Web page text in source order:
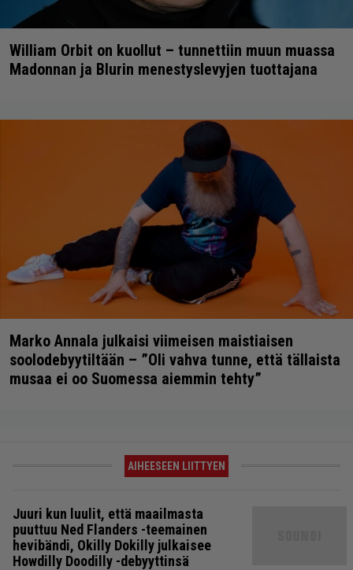
William Orbit on kuollut – tunnettiin muun muassa
Madonnan ja Blurin menestyslevyjen tuottajana
Marko Annala julkaisi viimeisen maistiaisen
soolodebyytiltään – ”Oli vahva tunne, että tällaista
musaa ei oo Suomessa aiemmin tehty”
AIHEESEEN LIITTYEN
Juuri kun luulit, että maailmasta
puuttuu Ned Flanders -teemainen
hevibändi, Okilly Dokilly julkaisee
Howdilly Doodilly -debyyttinsä